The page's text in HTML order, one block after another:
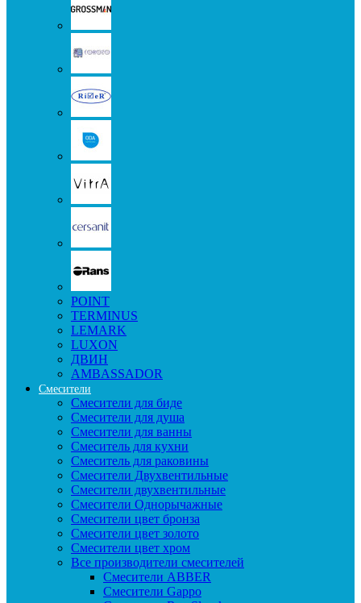
POINT
TERMINUS
LEMARK
LUXON
ДВИН
AMBASSADOR
Смесители
Смесители для биде
Смесители для душа
Смесители для ванны
Смеситель для кухни
Смеситель для раковины
Смесители Двухвентильные
Смесители двухвентильные
Смесители Однорычажные
Смесители цвет бронза
Смесители цвет золото
Смесители цвет хром
Все производители смесителей
Cмесители ABBER
Cмесители Gappo